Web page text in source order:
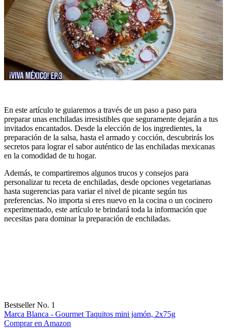
En este artículo te guiaremos a través de un paso a paso para
preparar unas enchiladas irresistibles que seguramente dejarán a tus
invitados encantados. Desde la elección de los ingredientes, la
preparación de la salsa, hasta el armado y cocción, descubrirás los
secretos para lograr el sabor auténtico de las enchiladas mexicanas
en la comodidad de tu hogar.
Además, te compartiremos algunos trucos y consejos para
personalizar tu receta de enchiladas, desde opciones vegetarianas
hasta sugerencias para variar el nivel de picante según tus
preferencias. No importa si eres nuevo en la cocina o un cocinero
experimentado, este artículo te brindará toda la información que
necesitas para dominar la preparación de enchiladas.
Bestseller No. 1
Marca Blanca - Gourmet Taquitos mini jamón, 2x75g
Comprar en Amazon